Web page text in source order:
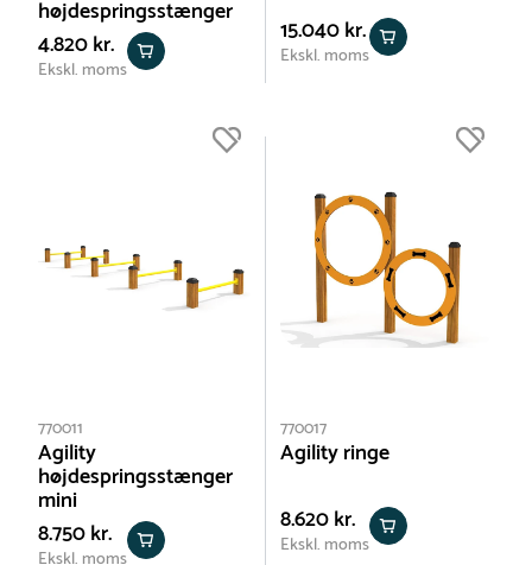
højdespringsstænger
4.820 kr.
Ekskl. moms
15.040 kr.
Ekskl. moms
770011
Agility
højdespringsstænger
mini
8.750 kr.
770017
Agility ringe
8.620 kr.
Ekskl. moms